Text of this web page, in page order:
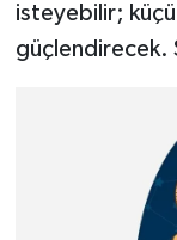
isteyebilir;
güçlendirecek.